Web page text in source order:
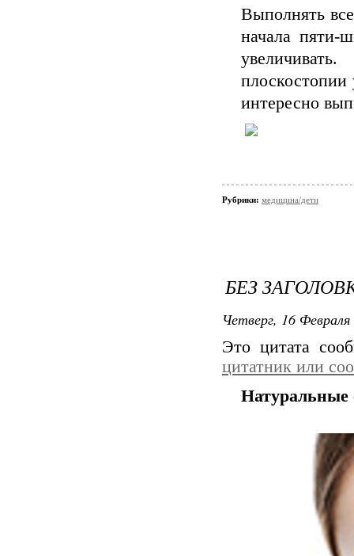
Выполнять
начала пяти-
плоскостопии
интересно
Рубрики: медицина/дети
БЕЗ
Четверг, 16
Это цитата
цитатник или
Натуральные